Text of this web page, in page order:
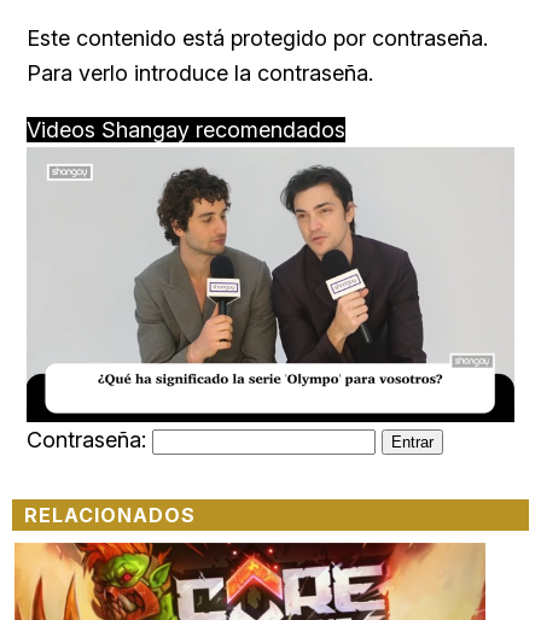
Este contenido está protegido por contraseña.
Para verlo introduce la contraseña.
Videos Shangay recomendados
Contraseña:
RELACIONADOS